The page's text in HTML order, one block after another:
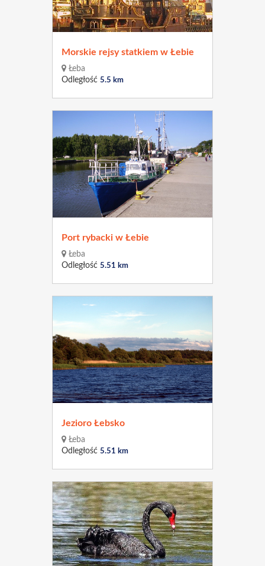
Morskie rejsy statkiem w Łebie
Łeba
Odległość 5.5 km
Port rybacki w Łebie
Łeba
Odległość 5.51 km
Jezioro Łebsko
Łeba
Odległość 5.51 km